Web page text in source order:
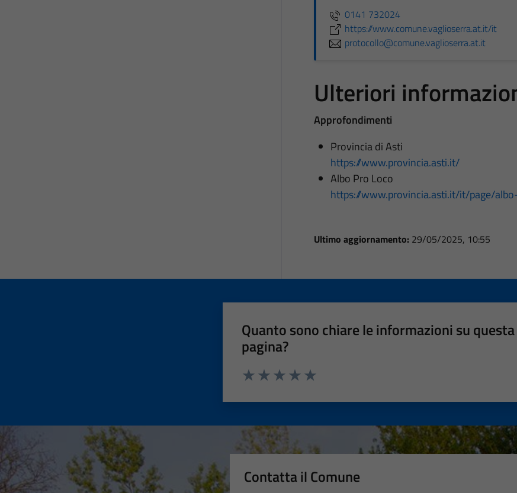
0141 732024
https://www.comune.vaglioserra.at.it/it
protocollo@comune.vaglioserra.at.it
Ulteriori
Approfondimenti
Provincia di Asti
https://www.provincia.asti.it/
Albo Pro Loco
https://www.provincia.asti.it/it/page/
Ultimo aggiornamento: 29/05/2025, 10:55
Quanto sono chiare le informazioni su questa
pagina?
Contatta il Comune